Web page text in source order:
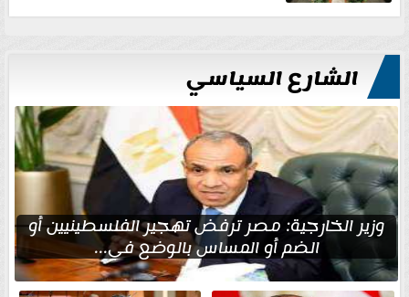
الشارع السياسي
وزير الخارجية: مصر ترفض تهجير الفلسطينيين أو
الضم أو المساس بالوضع في...